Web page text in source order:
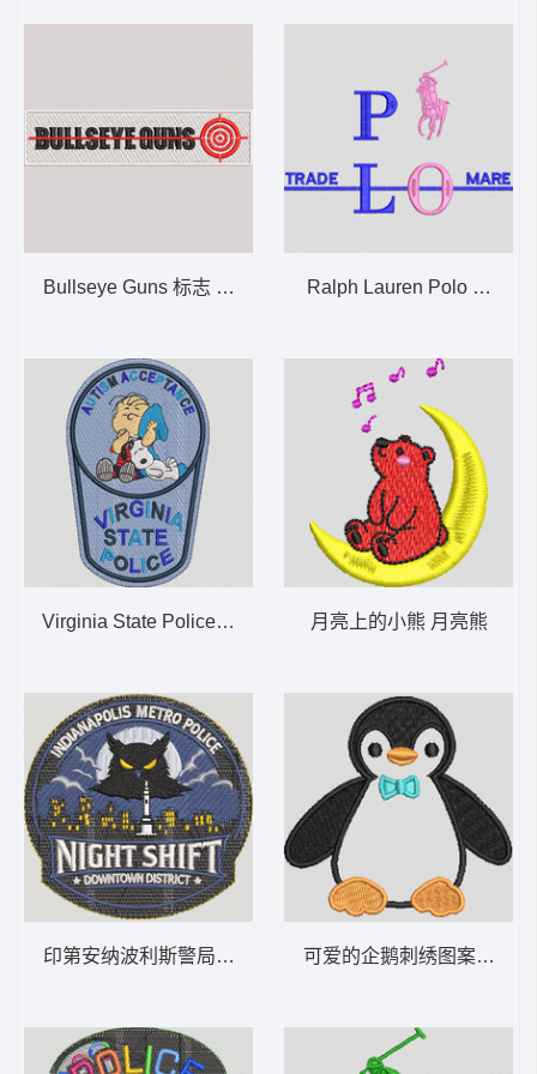
Bullseye Guns 标志 BULISEYE 靶心
Virginia State Police Autism Acceptance
印第安纳波利斯警局夜班巡逻 猫头鹰 NIGHT
Ralph Lauren Polo Trade
月亮上的小熊 月亮熊
可爱的企鹅刺绣图案 企鹅